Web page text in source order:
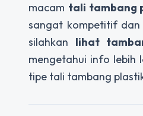
macam tali tambang
sangat kompetitif dan
silahkan lihat
mengetahui info lebih
tipe tali tambang